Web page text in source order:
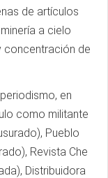
de artículos
a cielo
concentración de
en
como militante
Pueblo
Revista Che
Distribuidora